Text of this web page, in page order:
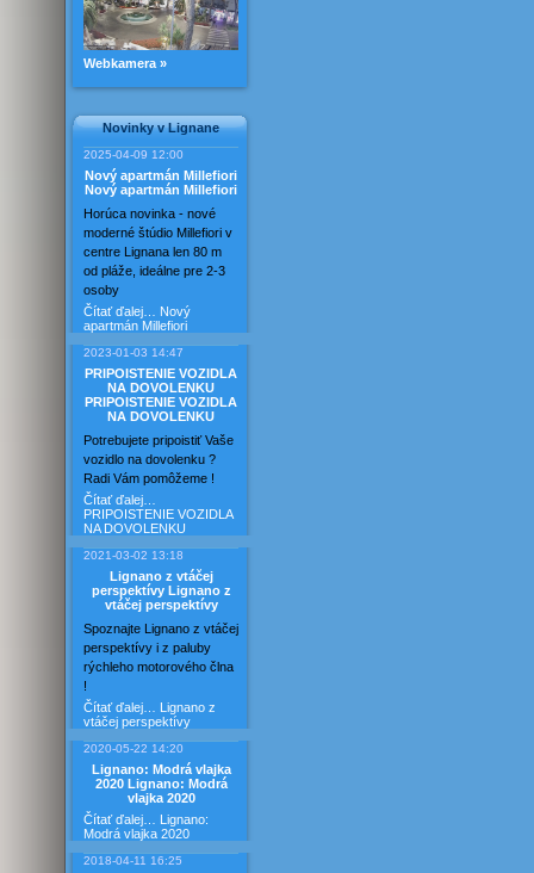
Webkamera »
Novinky v Lignane
2025-04-09 12:00
Nový apartmán Millefiori
Nový apartmán Millefiori
Horúca novinka - nové
moderné štúdio Millefiori v
centre Lignana len 80 m
od pláže, ideálne pre 2-3
osoby
Čítať ďalej… Nový
apartmán Millefiori
2023-01-03 14:47
PRIPOISTENIE VOZIDLA
NA DOVOLENKU
PRIPOISTENIE VOZIDLA
NA DOVOLENKU
Potrebujete pripoistiť Vaše
vozidlo na dovolenku ?
Radi Vám pomôžeme !
Čítať ďalej…
PRIPOISTENIE VOZIDLA
NA DOVOLENKU
2021-03-02 13:18
Lignano z vtáčej
perspektívy Lignano z
vtáčej perspektívy
Spoznajte Lignano z vtáčej
perspektívy i z paluby
rýchleho motorového člna
!
Čítať ďalej… Lignano z
vtáčej perspektívy
2020-05-22 14:20
Lignano: Modrá vlajka
2020 Lignano: Modrá
vlajka 2020
Čítať ďalej… Lignano:
Modrá vlajka 2020
2018-04-11 16:25